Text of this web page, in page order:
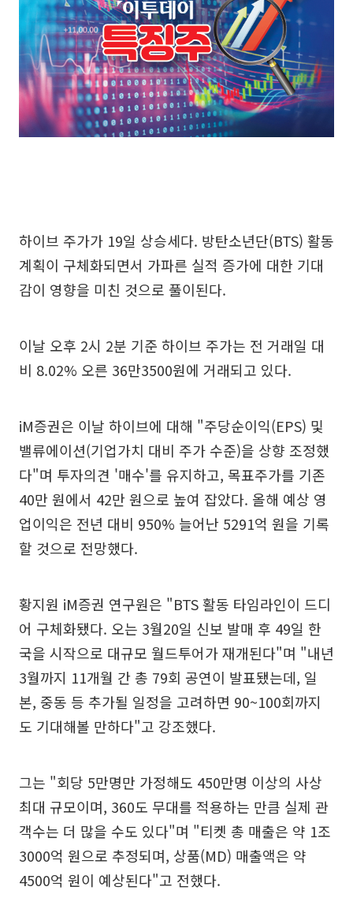
하이브 주가가 19일 상승세다. 방탄소년단(BTS) 활동
계획이 구체화되면서 가파른 실적 증가에 대한 기대
감이 영향을 미친 것으로 풀이된다.
이날 오후 2시 2분 기준 하이브 주가는 전 거래일 대
비 8.02% 오른 36만3500원에 거래되고 있다.
iM증권은 이날 하이브에 대해 "주당순이익(EPS) 및
밸류에이션(기업가치 대비 주가 수준)을 상향 조정했
다"며 투자의견 '매수'를 유지하고, 목표주가를 기존
40만 원에서 42만 원으로 높여 잡았다. 올해 예상 영
업이익은 전년 대비 950% 늘어난 5291억 원을 기록
할 것으로 전망했다.
황지원 iM증권 연구원은 "BTS 활동 타임라인이 드디
어 구체화됐다. 오는 3월20일 신보 발매 후 49일 한
국을 시작으로 대규모 월드투어가 재개된다"며 "내년
3월까지 11개월 간 총 79회 공연이 발표됐는데, 일
본, 중동 등 추가될 일정을 고려하면 90~100회까지
도 기대해볼 만하다"고 강조했다.
그는 "회당 5만명만 가정해도 450만명 이상의 사상
최대 규모이며, 360도 무대를 적용하는 만큼 실제 관
객수는 더 많을 수도 있다"며 "티켓 총 매출은 약 1조
3000억 원으로 추정되며, 상품(MD) 매출액은 약
4500억 원이 예상된다"고 전했다.